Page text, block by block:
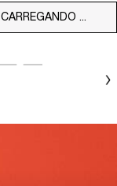
CARREGANDO ...